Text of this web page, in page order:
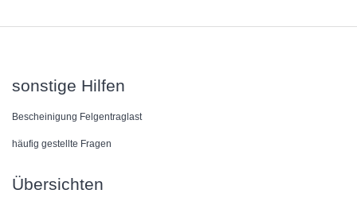
sonstige Hilfen
Bescheinigung Felgentraglast
häufig gestellte Fragen
Übersichten